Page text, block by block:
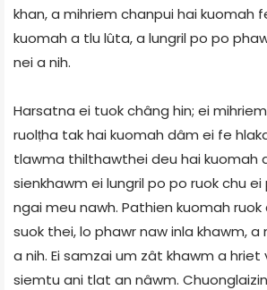
khan, a mihriem chanpui hai kuomah
kuomah a tlu lûta, a lungril po po
nei a nih.
Harsatna ei tuok châng hin; ei
ruolṭha tak hai kuomah dâm ei fe
tlawma thilthawthei deu hai kuomah
sienkhawm ei lungril po po ruok chu
ngai meu nawh. Pathien kuomah ruok
suok thei, lo phawr naw inla khawm,
a nih. Ei samzai um zât khawm a hriet
siemtu ani tlat an nâwm.